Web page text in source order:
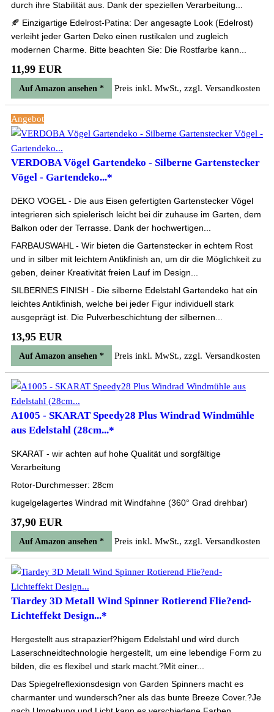
durch ihre Stabilität aus. Dank der speziellen Verarbeitung...
🍂 Einzigartige Edelrost-Patina: Der angesagte Look (Edelrost)
verleiht jeder Garten Deko einen rustikalen und zugleich
modernen Charme. Bitte beachten Sie: Die Rostfarbe kann...
11,99 EUR
Auf Amazon ansehen * Preis inkl. MwSt., zzgl. Versandkosten
Angebot
VERDOBA Vögel Gartendeko - Silberne Gartenstecker
Vögel - Gartendeko...*
DEKO VOGEL - Die aus Eisen gefertigten Gartenstecker Vögel
integrieren sich spielerisch leicht bei dir zuhause im Garten, dem
Balkon oder der Terrasse. Dank der hochwertigen...
FARBAUSWAHL - Wir bieten die Gartenstecker in echtem Rost
und in silber mit leichtem Antikfinish an, um dir die Möglichkeit zu
geben, deiner Kreativität freien Lauf im Design...
SILBERNES FINISH - Die silberne Edelstahl Gartendeko hat ein
leichtes Antikfinish, welche bei jeder Figur individuell stark
ausgeprägt ist. Die Pulverbeschichtung der silbernen...
13,95 EUR
Auf Amazon ansehen * Preis inkl. MwSt., zzgl. Versandkosten
A1005 - SKARAT Speedy28 Plus Windrad Windmühle
aus Edelstahl (28cm...*
SKARAT - wir achten auf hohe Qualität und sorgfältige
Verarbeitung
Rotor-Durchmesser: 28cm
kugelgelagertes Windrad mit Windfahne (360° Grad drehbar)
37,90 EUR
Auf Amazon ansehen * Preis inkl. MwSt., zzgl. Versandkosten
Tiardey 3D Metall Wind Spinner Rotierend Flie?end-
Lichteffekt Design...*
Hergestellt aus strapazierf?higem Edelstahl und wird durch
Laserschneidtechnologie hergestellt, um eine lebendige Form zu
bilden, die es flexibel und stark macht.?Mit einer...
Das Spiegelreflexionsdesign von Garden Spinners macht es
charmanter und wundersch?ner als das bunte Breeze Cover.?Je